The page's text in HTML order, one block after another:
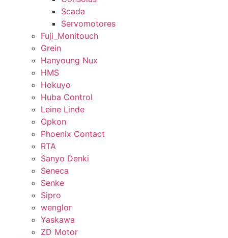
Scada
Servomotores
Fuji_Monitouch
Grein
Hanyoung Nux
HMS
Hokuyo
Huba Control
Leine Linde
Opkon
Phoenix Contact
RTA
Sanyo Denki
Seneca
Senke
Sipro
wenglor
Yaskawa
ZD Motor